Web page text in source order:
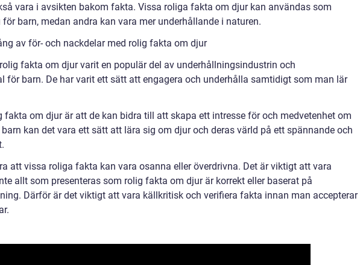
vara i avsikten bakom fakta. Vissa roliga fakta om djur kan användas som
barn, medan andra kan vara mer underhållande i naturen.
av för- och nackdelar med rolig fakta om djur
fakta om djur varit en populär del av underhållningsindustrin och
för barn. De har varit ett sätt att engagera och underhålla samtidigt som man lär
fakta om djur är att de kan bidra till att skapa ett intresse för och medvetenhet om
kan det vara ett sätt att lära sig om djur och deras värld på ett spännande och
att vissa roliga fakta kan vara osanna eller överdrivna. Det är viktigt att vara
allt som presenteras som rolig fakta om djur är korrekt eller baserat på
Därför är det viktigt att vara källkritisk och verifiera fakta innan man accepterar